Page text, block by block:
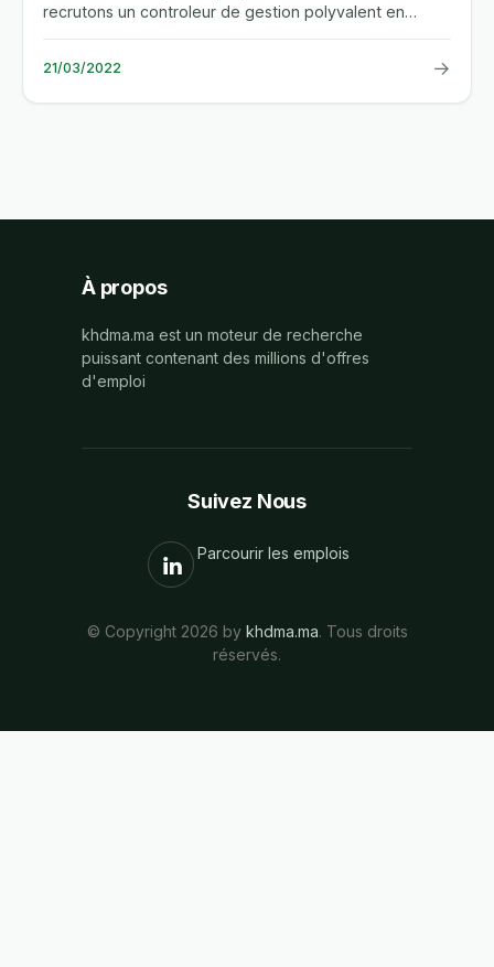
recrutons un controleur de gestion polyvalent en
contrat interim....
21/03/2022 →
À propos
khdma.ma est un moteur de recherche
puissant contenant des millions d'offres
d'emploi
Suivez Nous
Parcourir les emplois
© Copyright 2026 by khdma.ma. Tous droits
réservés.